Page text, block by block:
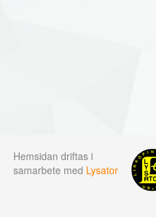
Hemsidan driftas i
samarbete med Lysator